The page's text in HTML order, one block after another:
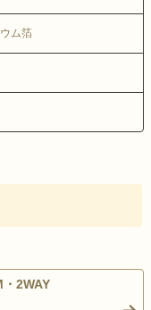
ム箔
2WAY